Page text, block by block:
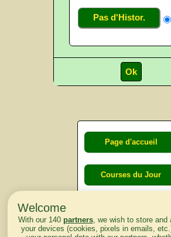
Pas d'Histor.
Page d'accueil
Courses du Jour
lendemain
Welcome
With our 140 partners, we wish to store and
your devices (cookies, pixels in emails,